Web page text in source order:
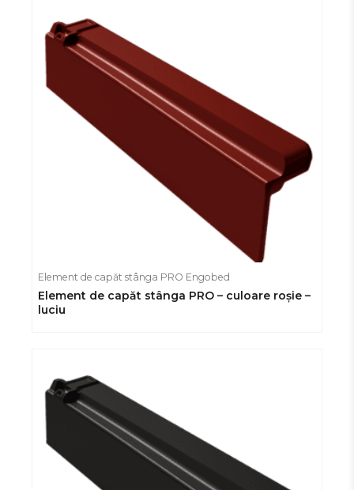
Element de capăt stânga PRO Engobed
Element de capăt stânga PRO – culoare roșie –
luciu